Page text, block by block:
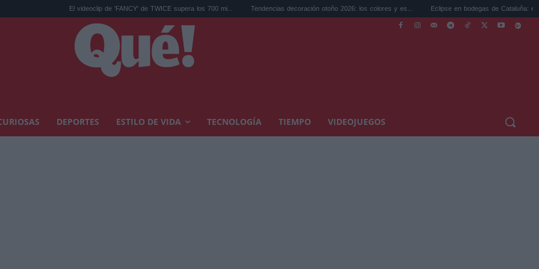
El videoclip de 'FANCY' de TWICE supera los 700 mi... Tendencias decoración otoño 2026: los colores y es... Eclipse en bodegas de Cataluña: el plan perfecto p...
DEPORTES ESTILO DE VIDA TECNOLOGÍA TIEMPO VIDEOJUEGOS